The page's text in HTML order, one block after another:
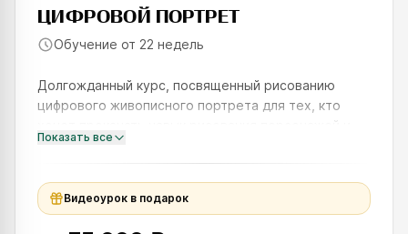
ЦИФРОВОЙ ПОРТРЕТ
Обучение от 22 недель
Долгожданный курс, посвященный рисованию
цифрового живописного портрета для тех, кто
научиться рисовать лицо человека с натуры и по
представлению.На курсе
Показать все
Видеоурок в подарок